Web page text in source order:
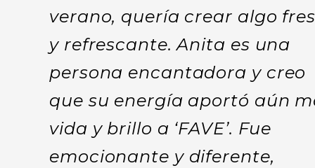
verano, quería crear algo
y refrescante. Anita es una
persona encantadora y creo
que su energía aportó aún
vida y brillo a ‘FAVE’. Fue
emocionante y diferente,